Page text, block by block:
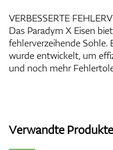
VERBESSERTE
Das Paradym X Eisen
fehlerverzeihende
wurde entwickelt, um
und noch mehr
Verwandte Produkte